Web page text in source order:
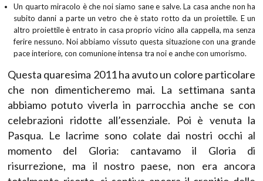
Un quarto miracolo è che noi siamo sane e salve. La casa anche non ha
subito danni a parte un vetro che è stato rotto da un proiettile. E un
altro proiettile è entrato in casa proprio vicino alla cappella, ma senza
ferire nessuno. Noi abbiamo vissuto questa situazione con una grande
pace interiore, con comunione intensa tra noi e anche con umorismo.
Questa quaresima 2011 ha avuto un colore particolare
che non dimenticheremo mai. La settimana santa
abbiamo potuto viverla in parrocchia anche se con
celebrazioni ridotte all’essenziale. Poi è venuta la
Pasqua. Le lacrime sono colate dai nostri occhi al
momento del Gloria: cantavamo il Gloria di
risurrezione, ma il nostro paese, non era ancora